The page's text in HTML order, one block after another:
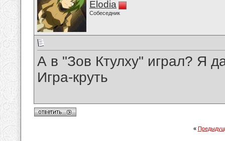
Elodia
Собеседник
А в "Зов Ктулху" играл? Я
Игра-круть
«